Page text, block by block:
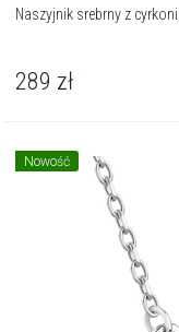
Naszyjnik srebrny z
289 zł
Nowość